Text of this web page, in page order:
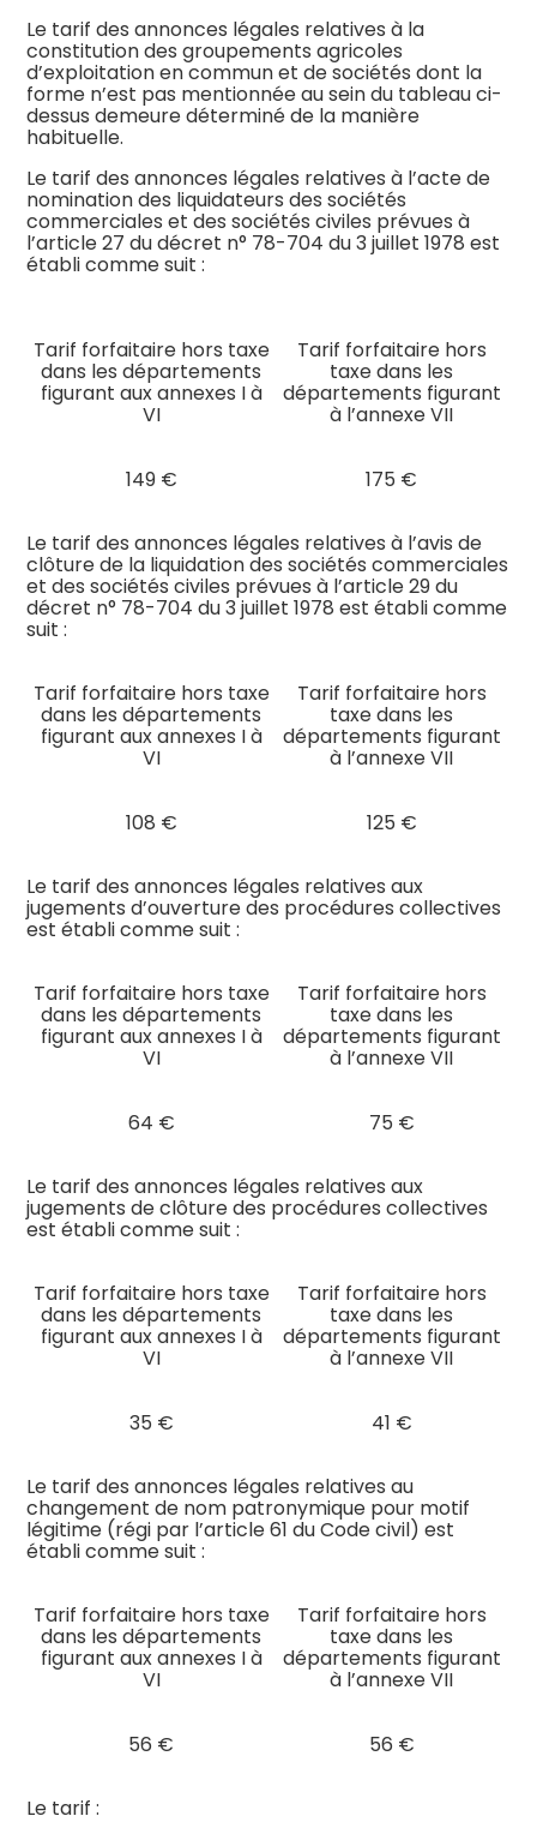
Le tarif des annonces légales relatives à la
constitution des groupements agricoles
d’exploitation en commun et de sociétés dont la
forme n’est pas mentionnée au sein du tableau ci-
dessus demeure déterminé de la manière
habituelle.
Le tarif des annonces légales relatives à l’acte de
nomination des liquidateurs des sociétés
commerciales et des sociétés civiles prévues à
l’article 27 du décret n° 78-704 du 3 juillet 1978 est
établi comme suit :
Tarif forfaitaire hors taxe
dans les départements
figurant aux annexes I à
VI
Tarif forfaitaire hors
taxe dans les
départements figurant
à l’annexe VII
149 € 175 €
Le tarif des annonces légales relatives à l’avis de
clôture de la liquidation des sociétés commerciales
et des sociétés civiles prévues à l’article 29 du
décret n° 78-704 du 3 juillet 1978 est établi comme
suit :
Tarif forfaitaire hors taxe
dans les départements
figurant aux annexes I à
VI
Tarif forfaitaire hors
taxe dans les
départements figurant
à l’annexe VII
108 € 125 €
Le tarif des annonces légales relatives aux
jugements d’ouverture des procédures collectives
est établi comme suit :
Tarif forfaitaire hors taxe
dans les départements
figurant aux annexes I à
VI
Tarif forfaitaire hors
taxe dans les
départements figurant
à l’annexe VII
64 € 75 €
Le tarif des annonces légales relatives aux
jugements de clôture des procédures collectives
est établi comme suit :
Tarif forfaitaire hors taxe
dans les départements
figurant aux annexes I à
VI
Tarif forfaitaire hors
taxe dans les
départements figurant
à l’annexe VII
35 € 41 €
Le tarif des annonces légales relatives au
changement de nom patronymique pour motif
légitime (régi par l’article 61 du Code civil) est
établi comme suit :
Tarif forfaitaire hors taxe
dans les départements
figurant aux annexes I à
VI
Tarif forfaitaire hors
taxe dans les
départements figurant
à l’annexe VII
56 € 56 €
Le tarif :